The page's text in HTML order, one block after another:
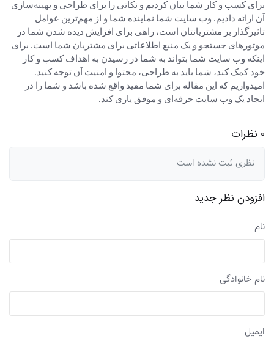
برای کسب و کار شما بیان کردیم و نکاتی را برای طراحی و بهینه‌سازی
آن ارائه دادیم. وب سایت شما نماینده شما و از مهم‌ترین عوامل
تاثیرگذار بر مشتریانتان است، راهی برای افزایش دیده شدن شما در
موتورهای جستجو و یک منبع اطلاعاتی برای مشتریان شما است. برای
اینکه وب سایت شما بتواند به شما در رسیدن به اهداف کسب و کار
خود کمک کند، شما باید به طراحی، محتوا و امنیت آن توجه کنید.
امیدواریم که این مقاله برای شما مفید واقع شده باشد و شما را در
ایجاد یک وب سایت حرفه‌ای و موفق یاری کند.
0 نظرات
نظری ثبت نشده است
افزودن نظر جدید
نام
نام خانوادگی
ایمیل